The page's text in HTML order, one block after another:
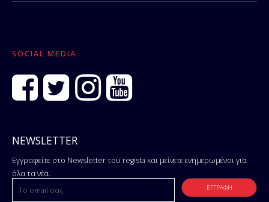
SOCIAL MEDIA
NEWSLETTER
Εγγραφείτε στο Newsletter του regista και μείνετε ενημερωμένοι για
όλα τα νέα.